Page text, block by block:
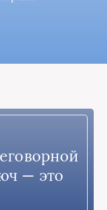
— это